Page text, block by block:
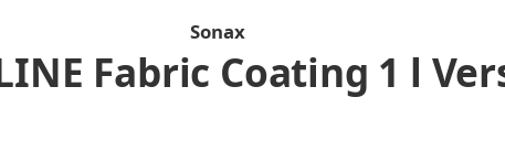
Sonax
Fabric Coating 1 l